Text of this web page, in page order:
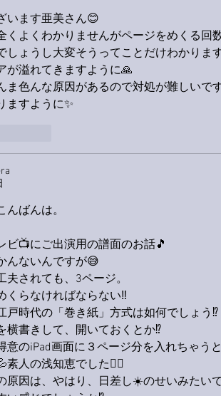
います亜美さん😊
くよくわかりませんがページをめくる回
しょうし大変そうってことだけわかりま
が溢れてきますように🙏
ま色んな原因があるので対処が難しいで
ますように✨
ばんは。
ビ📺にご出演用の譜面のお話🎵
んないんですが😅
夫されても、3ページ。
くらなければならない‼️
戸時代の「巻き紙」方式は如何でしょう⁉️
横書きして、開いておくとか⁉️
意のiPad画面に３ページ分を入れちゃう
素人の浅知恵でした🙋‍♂️
原因は、やはり、日差し☀️のせいみたいで